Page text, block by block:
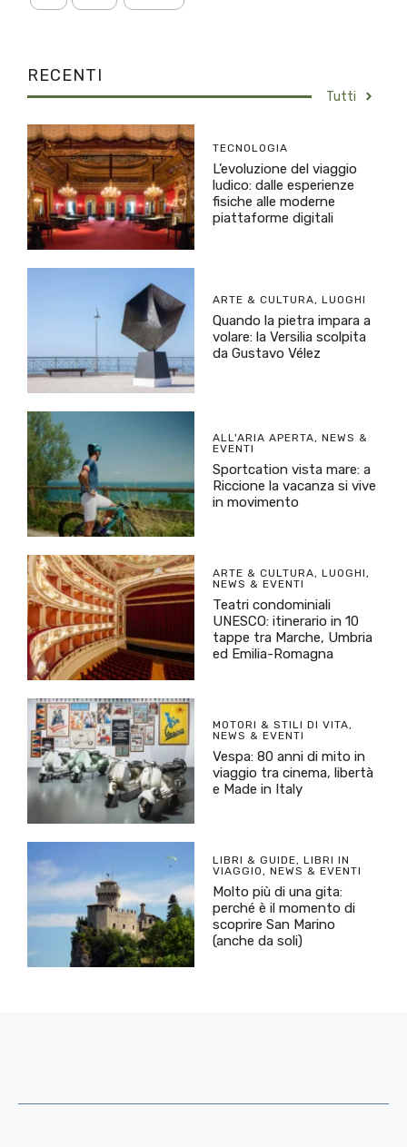
RECENTI
Tutti
TECNOLOGIA
L’evoluzione del viaggio
ludico: dalle esperienze
fisiche alle moderne
piattaforme digitali
ARTE & CULTURA, LUOGHI
Quando la pietra impara a
volare: la Versilia scolpita
da Gustavo Vélez
ALL'ARIA APERTA, NEWS &
EVENTI
Sportcation vista mare: a
Riccione la vacanza si vive
in movimento
ARTE & CULTURA, LUOGHI,
NEWS & EVENTI
Teatri condominiali
UNESCO: itinerario in 10
tappe tra Marche, Umbria
ed Emilia-Romagna
MOTORI & STILI DI VITA,
NEWS & EVENTI
Vespa: 80 anni di mito in
viaggio tra cinema, libertà
e Made in Italy
LIBRI & GUIDE, LIBRI IN
VIAGGIO, NEWS & EVENTI
Molto più di una gita:
perché è il momento di
scoprire San Marino
(anche da soli)